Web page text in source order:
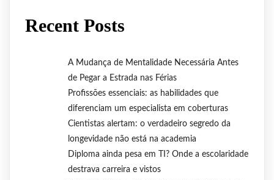
Recent Posts
A Mudança de Mentalidade Necessária Antes
de Pegar a Estrada nas Férias
Profissões essenciais: as habilidades que
diferenciam um especialista em coberturas
Cientistas alertam: o verdadeiro segredo da
longevidade não está na academia
Diploma ainda pesa em TI? Onde a escolaridade
destrava carreira e vistos